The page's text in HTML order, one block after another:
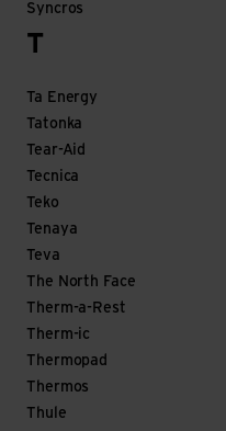
Syncros
T
Ta Energy
Tatonka
Tear-Aid
Tecnica
Teko
Tenaya
Teva
The North Face
Therm-a-Rest
Therm-ic
Thermopad
Thermos
Thule